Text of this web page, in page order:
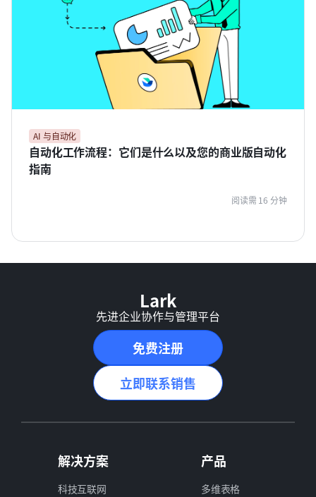
AI 与自动化
自动化工作流程：它们是什么以及您的商业版自动化
指南
阅读需 16 分钟
Lark
先进企业协作与管理平台
免费注册
立即联系销售
解决方案
科技互联网
产品
多维表格